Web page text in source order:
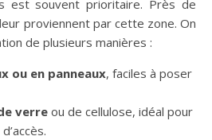
est souvent prioritaire. Près de
proviennent par cette zone. On
de plusieurs manières :
ou en panneaux, faciles à poser
verre ou de cellulose, idéal pour